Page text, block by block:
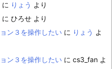
に りょう より
に ひろせ より
ン３を操作したい に りょう よ
ン３を操作したい に cs3_fan よ